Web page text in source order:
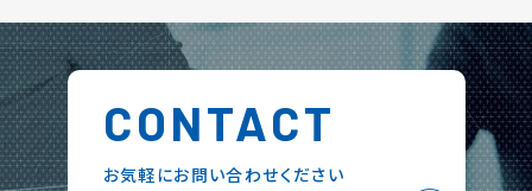
CONTACT
お気軽にお問い合わせください